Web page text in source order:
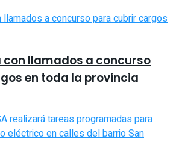
con llamados a concurso
en toda la provincia